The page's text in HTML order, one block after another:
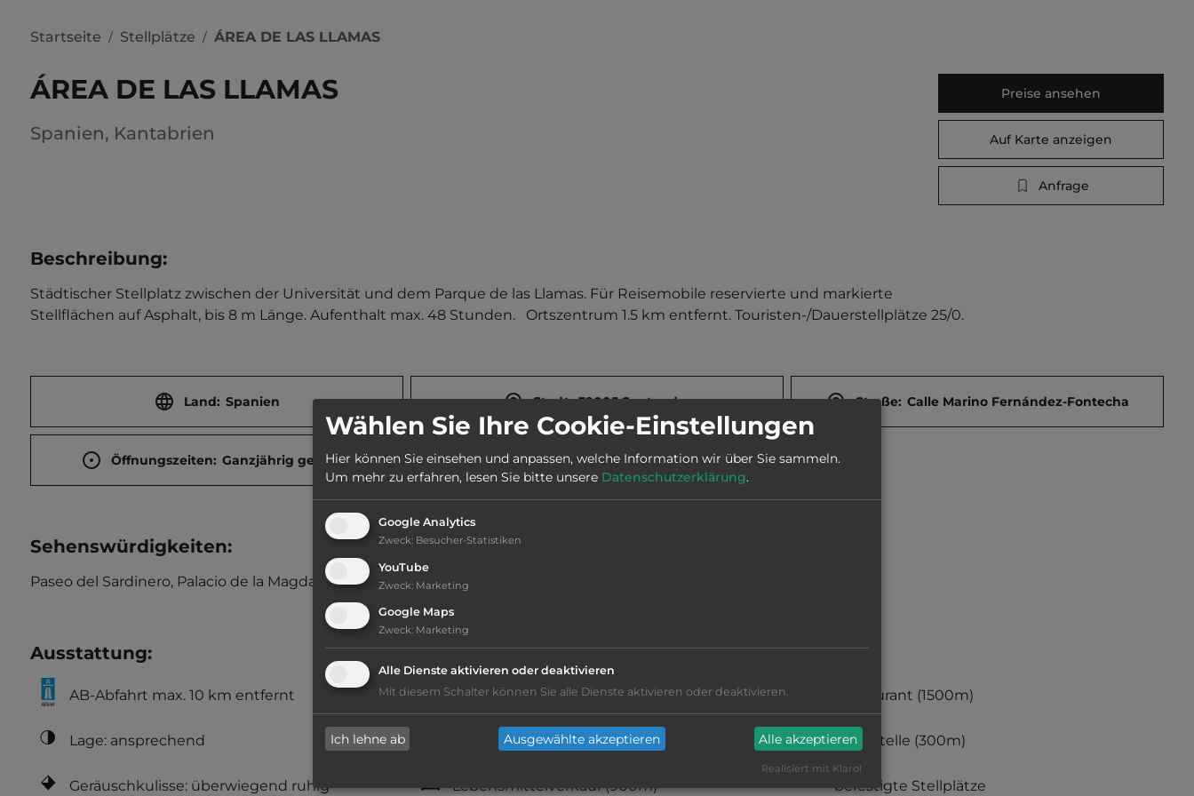
Startseite / Stellplätze / ÁREA DE LAS LLAMAS
ÁREA DE LAS LLAMAS
Spanien, Kantabrien
Preise ansehen
Auf Karte anzeigen
Anfrage
Beschreibung:
Städtischer Stellplatz zwischen der Universität und dem Parque de las Llamas. Für Reisemobile reservierte und markierte
Stellflächen auf Asphalt, bis 8 m Länge. Aufenthalt max. 48 Stunden.   Ortszentrum 1.5 km entfernt. Touristen-/Dauerstellplätze 25/0.
Land: Spanien Stadt: 39005 Santander Straße: Calle Marino Fernández-Fontecha
Öffnungszeiten: Ganzjährig geöffnet
Sehenswürdigkeiten:
Paseo del Sardinero, Palacio de la Magdalena, Altstadt .Museo de Prehistoria y Arqueología.
Ausstattung:
AB-Abfahrt max. 10 km entfernt
Lage: ansprechend
Geräuschkulisse: überwiegend ruhig
Fäkalienausguss
Frischwasseranschluss
Lebensmittelverkauf(900m)
Restaurant (1500m)
Haltestelle (300m)
befestigte Stellplätze
Wählen Sie Ihre Cookie-Einstellungen
Hier können Sie einsehen und anpassen, welche Information wir über Sie sammeln.
Um mehr zu erfahren, lesen Sie bitte unsere Datenschutzerklärung.
Google Analytics
Zweck: Besucher-Statistiken
YouTube
Zweck: Marketing
Google Maps
Zweck: Marketing
Alle Dienste aktivieren oder deaktivieren
Mit diesem Schalter können Sie alle Dienste aktivieren oder deaktivieren.
Ich lehne ab Ausgewählte akzeptieren Alle akzeptieren
Realisiert mit Klaro!